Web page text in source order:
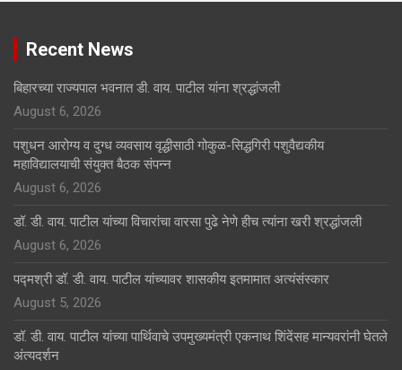
Recent News
बिहारच्या राज्यपाल भवनात डी. वाय. पाटील यांना श्रद्धांजली
August 6, 2026
पशुधन आरोग्य व दुग्ध व्यवसाय वृद्धीसाठी गोकुळ-सिद्धगिरी पशुवैद्यकीय
महाविद्यालयाची संयुक्त बैठक संपन्न
August 6, 2026
डॉ. डी. वाय. पाटील यांच्या विचारांचा वारसा पुढे नेणे हीच त्यांना खरी श्रद्धांजली
August 6, 2026
पद्मश्री डॉ. डी. वाय. पाटील यांच्यावर शासकीय इतमामात अत्यंसंस्कार
August 5, 2026
डॉ. डी. वाय. पाटील यांच्या पार्थिवाचे उपमुख्यमंत्री एकनाथ शिंदेंसह मान्यवरांनी घेतले
अंत्यदर्शन